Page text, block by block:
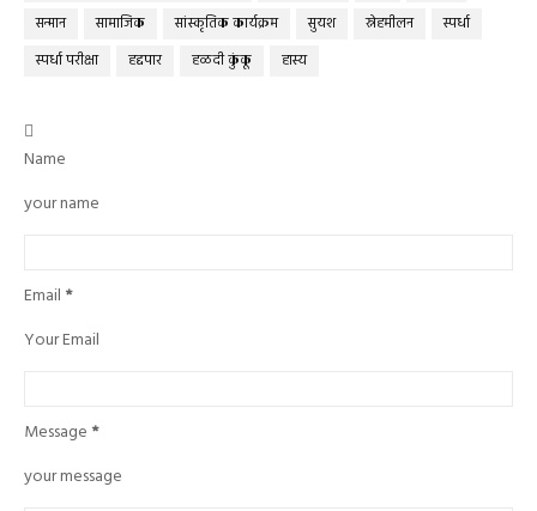
सन्मान
सामाजिक सांस्कृतिक कार्यक्रम सुयश स्नेहमीलन
स्पर्धा
स्पर्धा परीक्षा
हद्दपार हळदी कुंकू हास्य

Name
your name
Email *
Your Email
Message *
your message